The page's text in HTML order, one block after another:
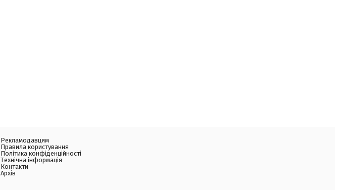
Рекламодавцям
Правила користування
Політика конфіденційності
Технічна інформація
Контакти
Архів